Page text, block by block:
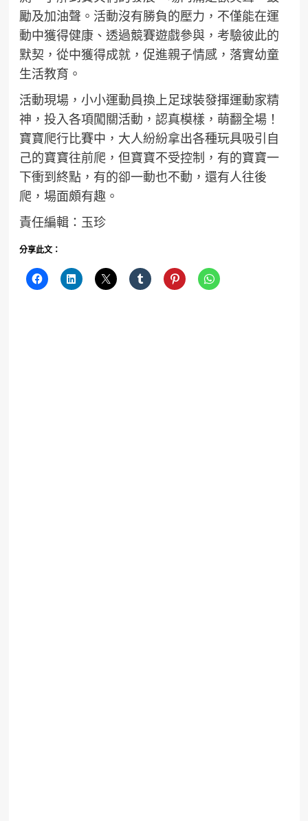
勵及加油聲。活動沒有勝負的壓力，不僅能在運
動中獲得健康、透過競賽遊戲參與，考驗彼此的
默契，從中獲得成就，促進親子情感，落實幼童
生活教育。
活動現場，小小運動員換上足球裝發揮運動家精
神，投入各項闖關活動，認真模樣，萌翻全場！
寶寶爬行比賽中，大人紛紛拿出各種玩具吸引自
己的寶寶往前爬，但寶寶不受控制，有的寶寶一
下衝到終點，有的卻一動也不動，還有人往後
爬，場面頗有趣。
責任編輯：玉珍
分享此文：